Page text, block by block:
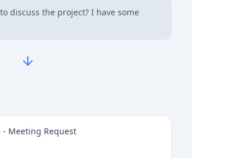
discuss the project? I have some
- Meeting Request